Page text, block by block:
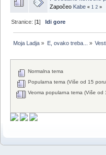
Započeo Kabe « 1 2 »
Stranice: [1]Idi gore
Moja Ladja » E, ovako treba... »
Normalna tema
Popularna tema (Više od 15
Veoma popularna tema (Više od